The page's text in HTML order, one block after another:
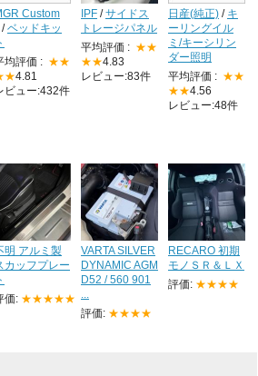
Custom
/ベッドキッ
均評価 : ★★
4.81
ビュー:432件
IPF /サイドス
トレージパネル
平均評価 : ★★
★★4.83
レビュー:83件
日産(純正) / キ
ーリングイル
ミ/キーシリン
ダー照明
平均評価 : ★★
★★4.56
レビュー:48件
明 アルミ製
カッフプレー
価: ★★★★★
VARTA SILVER
DYNAMIC AGM
D52 / 560 901
...
評価: ★★★★
RECARO 初期
モノＳＲ＆ＬＸ
評価: ★★★★